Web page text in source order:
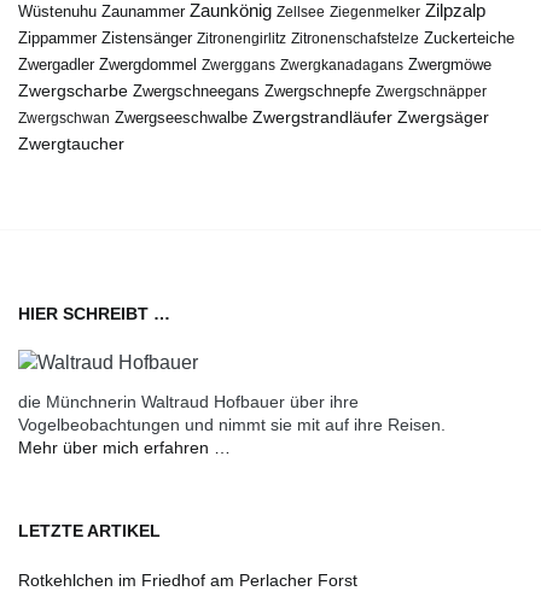
Wüstenuhu Zaunammer Zaunkönig Zellsee Ziegenmelker Zilpzalp
Zippammer Zistensänger Zitronengirlitz Zitronenschafstelze Zuckerteiche
Zwergadler Zwergdommel Zwerggans Zwergkanadagans Zwergmöwe
Zwergscharbe Zwergschneegans Zwergschnepfe Zwergschnäpper
Zwergschwan Zwergseeschwalbe Zwergstrandläufer Zwergsäger
Zwergtaucher
HIER SCHREIBT …
die Münchnerin Waltraud Hofbauer über ihre
Vogelbeobachtungen und nimmt sie mit auf ihre Reisen.
Mehr über mich erfahren …
LETZTE ARTIKEL
Rotkehlchen im Friedhof am Perlacher Forst